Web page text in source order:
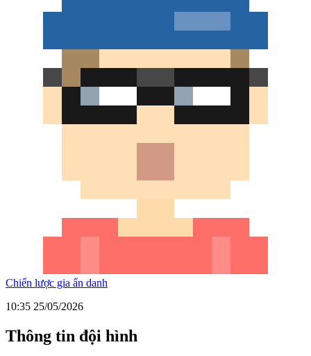
Chiến lược gia ẩn danh
10:35 25/05/2026
Thông tin đội hình